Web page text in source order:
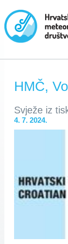
HMČ,
Svježe iz
4. 7. 2024.